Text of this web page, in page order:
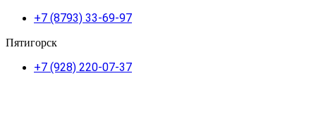
+7 (8793) 33-69-97
Пятигорск
+7 (928) 220-07-37